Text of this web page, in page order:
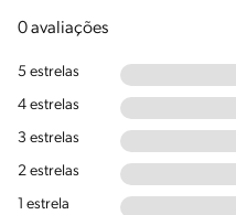
0 avaliações
5 estrelas
4 estrelas
3 estrelas
2 estrelas
1 estrela